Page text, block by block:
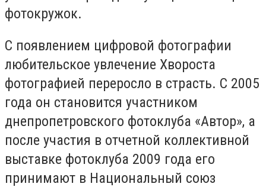
фотокружок.
С появлением цифровой фотографии
любительское увлечение Хвороста
фотографией переросло в страсть. С 2005
года он становится участником
днепропетровского фотоклуба «Автор», а
после участия в отчетной коллективной
выставке фотоклуба 2009 года его
принимают в Национальный союз